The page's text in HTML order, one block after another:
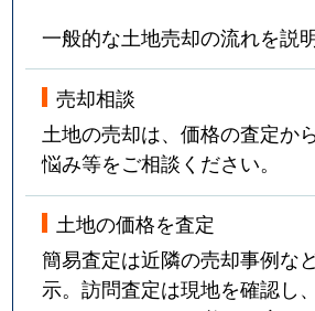
一般的な土地売却の流れを説
売却相談
土地の売却は、価格の査定か
悩み等をご相談ください。
土地の価格を査定
簡易査定は近隣の売却事例な
示。訪問査定は現地を確認し